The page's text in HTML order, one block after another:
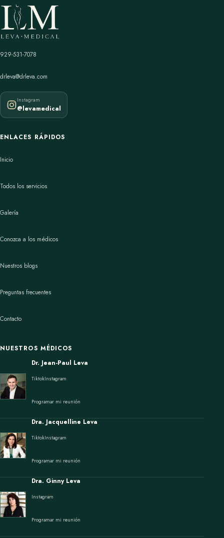
929-531-7078
drleva@drleva.com
Instagram
@levamedical
ENLACES RÁPIDOS
Inicio
Todos los servicios
Galería
Conozca a los médicos
Nuestros blogs
Preguntas frecuentes
Contacto
NUESTROS MÉDICOS
Dr. Jean-Paul Leva
TiktokInstagram
Programar mi reunión
Dra. Jacquelline Leva
TiktokInstagram
Programar mi reunión
Dra. Ginny Leva
Instagram
Programar mi reunión